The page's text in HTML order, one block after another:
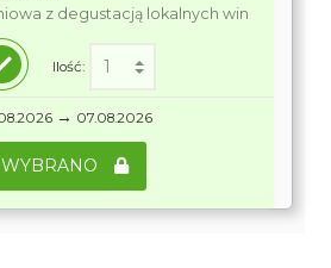
z degustacją lokalnych win
Ilość:
→ 07.08.2026
WYBRANO